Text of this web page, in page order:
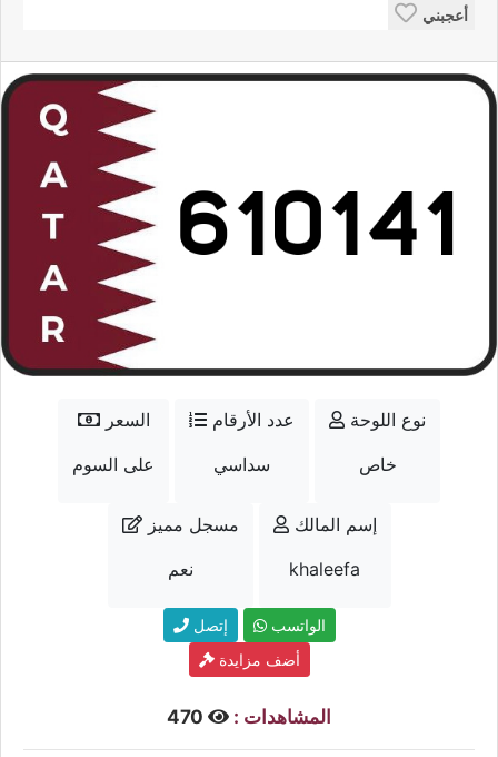
أعجبني
السعر
على السوم
عدد الأرقام
سداسي
نوع اللوحة
خاص
مسجل مميز
نعم
إسم المالك
khaleefa
إتصل
الواتسب
أضف مزايدة
المشاهدات :